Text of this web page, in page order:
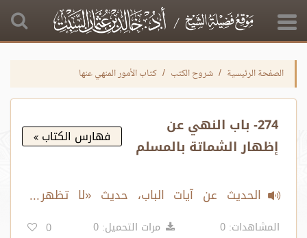
الصفحة الرئيسية شروح الكتب كتاب الأمور المنهي عنها
274- باب النهي عن
إظهار الشماتة بالمسلم
فهارس الكتاب
الحديث عن آيات الباب، حديث «لا تظهر
الشماتة لأخيك..»
المشاهدات: 0 مرات التحميل: 0 0